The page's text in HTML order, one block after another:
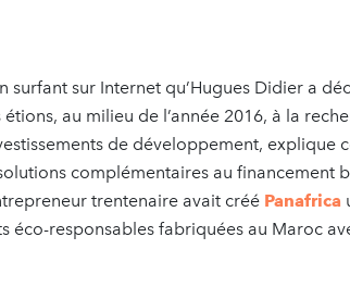
surfant sur Internet qu’Hugues Didier a
étions, au milieu de l’année 2016, à la
de développement, explique
complémentaires au financement
trentenaire avait créé Panafrica
éco-responsables fabriquées au Maroc